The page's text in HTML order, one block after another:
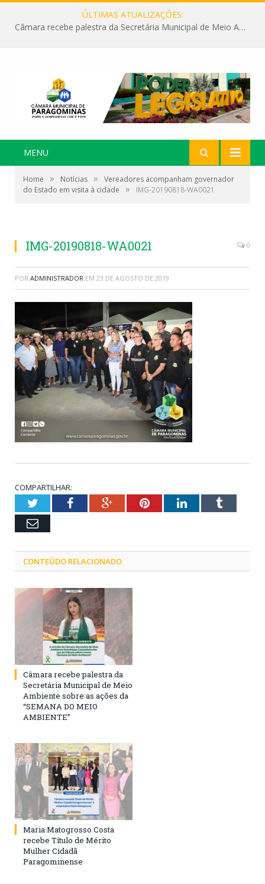
ÚLTIMAS ATUALIZAÇÕES:
Câmara recebe palestra da Secretária Municipal de Meio Ambiente sobre as ações da “SEMANA DO MEIO AMBIENTE”
MENU
Home » Notícias »
Vereadores acompanham governador
do Estado em visita à cidade
» IMG-20190818-WA0021
IMG-20190818-WA0021 0
POR ADMINISTRADOR EM 23 DE AGOSTO DE 2019
COMPARTILHAR:
TwitterFacebookGoogle+PinterestLinkedInTumblr
Email
CONTEÚDO RELACIONADO
Câmara recebe palestra da
Secretária Municipal de Meio
Ambiente sobre as ações da
“SEMANA DO MEIO
AMBIENTE”
Maria Matogrosso Costa
recebe Título de Mérito
Mulher Cidadã
Paragominense